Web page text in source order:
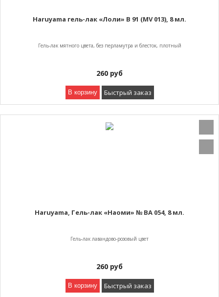
Haruyama гель-лак «Лоли» B 91 (MV 013), 8 мл.
Гель-лак мятного цвета, без перламутра и блесток, плотный
260 руб
В корзину Быстрый заказ
Haruyama, Гель-лак «Наоми» № BA 054, 8 мл.
Гель-лак лавандово-розовый цвет
260 руб
В корзину Быстрый заказ